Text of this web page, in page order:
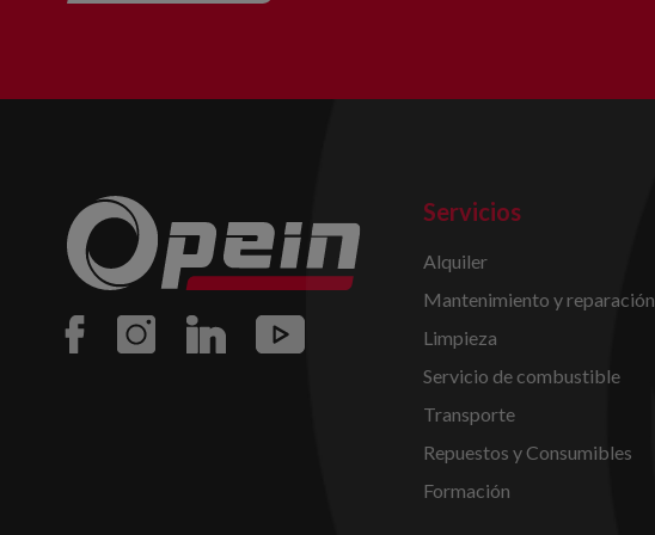
Servicios
Alquiler
Mantenimiento y reparación
Limpieza
Servicio de combustible
Transporte
Repuestos y Consumibles
Formación